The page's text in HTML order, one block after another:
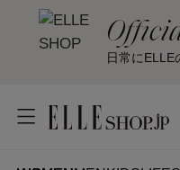
日常にELLE